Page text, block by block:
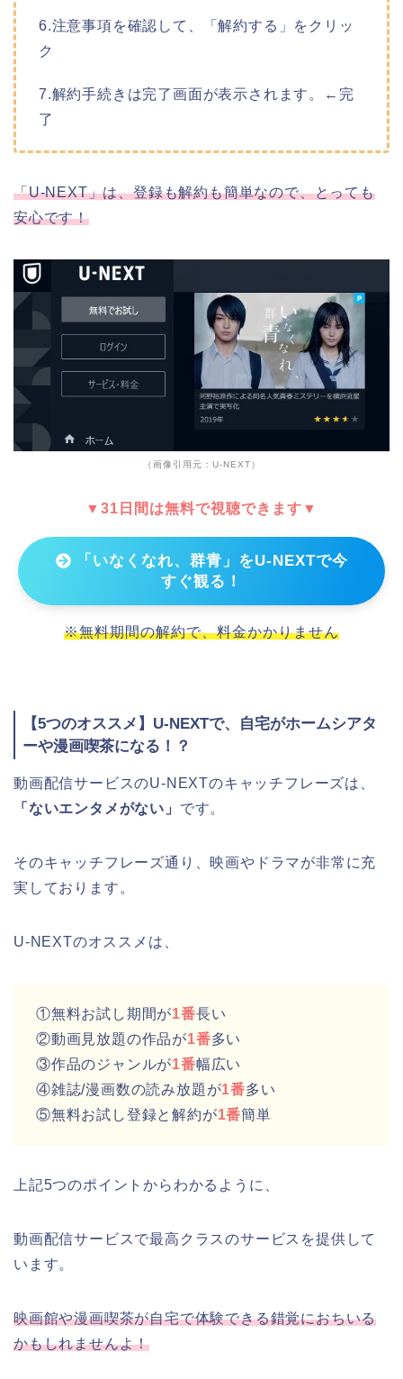
6.注意事項を確認して、「解約する」をクリッ
ク
7.解約手続きは完了画面が表示されます。←完
了
「U-NEXT」は、登録も解約も簡単なので、とっても
安心です！
（画像引用元：U-NEXT）
▼31日間は無料で視聴できます▼
「いなくなれ、群青」をU-NEXTで今
すぐ観る！
※無料期間の解約で、料金かかりません
【5つのオススメ】U-NEXTで、自宅がホームシアタ
ーや漫画喫茶になる！？
動画配信サービスのU-NEXTのキャッチフレーズは、
「ないエンタメがない」 です。
そのキャッチフレーズ通り、映画やドラマが非常に充
実しております。
U-NEXTのオススメは、
①無料お試し期間が1番長い
②動画見放題の作品が1番多い
③作品のジャンルが1番幅広い
④雑誌/漫画数の読み放題が1番多い
⑤無料お試し登録と解約が1番簡単
上記5つのポイントからわかるように、
動画配信サービスで最高クラスのサービスを提供して
います。
映画館や漫画喫茶が自宅で体験できる錯覚におちいる
かもしれませんよ！